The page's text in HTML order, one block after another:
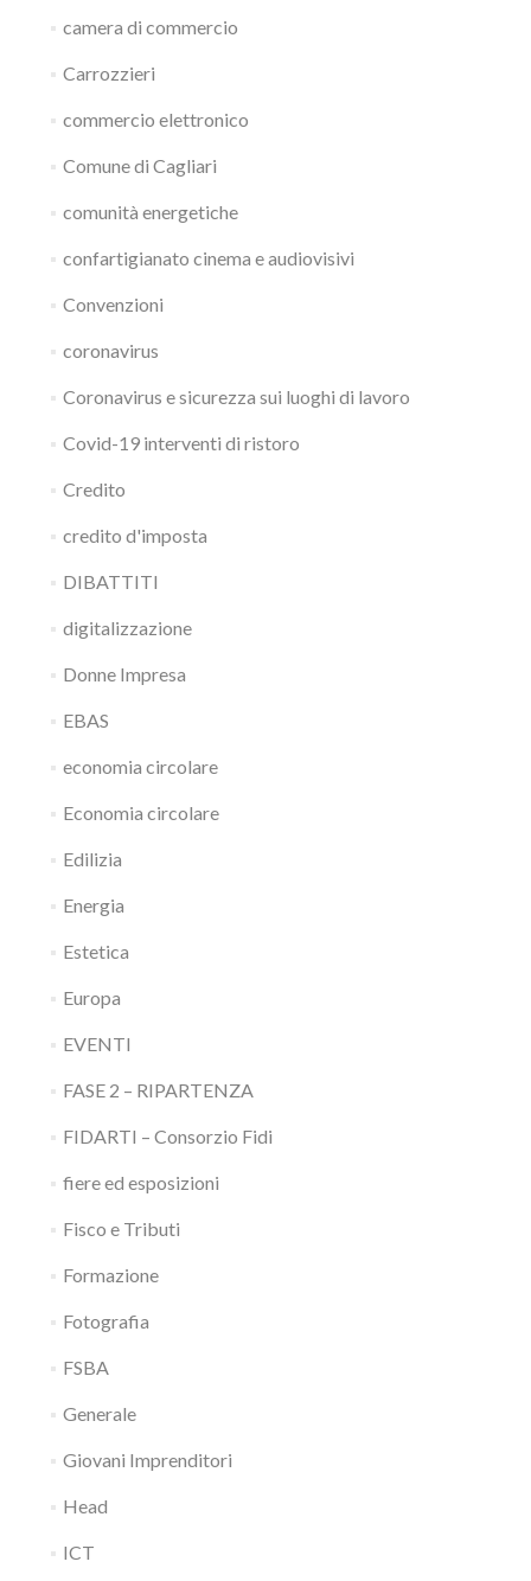
camera di commercio
Carrozzieri
commercio elettronico
Comune di Cagliari
comunità energetiche
confartigianato cinema e audiovisivi
Convenzioni
coronavirus
Coronavirus e sicurezza sui luoghi di lavoro
Covid-19 interventi di ristoro
Credito
credito d'imposta
DIBATTITI
digitalizzazione
Donne Impresa
EBAS
economia circolare
Economia circolare
Edilizia
Energia
Estetica
Europa
EVENTI
FASE 2 – RIPARTENZA
FIDARTI – Consorzio Fidi
fiere ed esposizioni
Fisco e Tributi
Formazione
Fotografia
FSBA
Generale
Giovani Imprenditori
Head
ICT